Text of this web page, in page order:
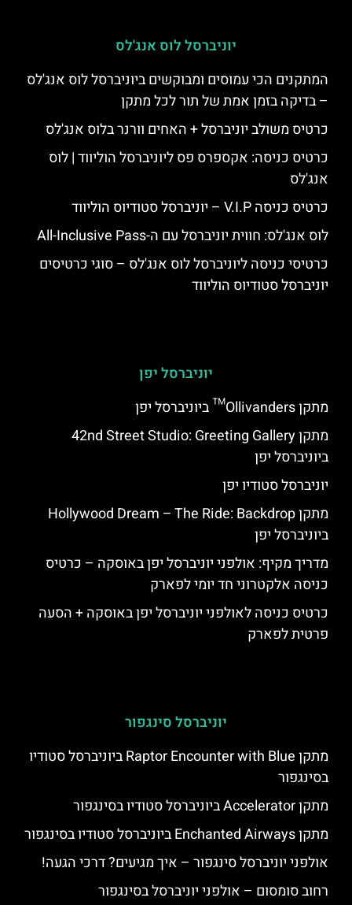
יוניברסל לוס אנג'לס
המתקנים הכי עמוסים ומבוקשים ביוניברסל לוס אנג'לס
– בדיקה בזמן אמת של תור לכל מתקן
כרטיס משולב יוניברסל + האחים וורנר בלוס אנג'לס
כרטיס כניסה: אקספרס פס ליוניברסל הוליווד | לוס
אנג'לס
כרטיס כניסה V.I.P – יוניברסל סטודיוס הוליווד
לוס אנג'לס: חווית יוניברסל עם ה-All-Inclusive Pass
כרטיסי כניסה ליוניברסל לוס אנג'לס – סוגי כרטיסים
יוניברסל סטודיוס הוליווד
יוניברסל יפן
מתקן Ollivanders™ ביוניברסל יפן
מתקן 42nd Street Studio: Greeting Gallery
ביוניברסל יפן
יוניברסל סטודיו יפן
מתקן Hollywood Dream – The Ride: Backdrop
ביוניברסל יפן
מדריך מקיף: אולפני יוניברסל יפן באוסקה – כרטיס
כניסה אלקטרוני חד יומי לפארק
כרטיס כניסה לאולפני יוניברסל יפן באוסקה + הסעה
פרטית לפארק
יוניברסל סינגפור
מתקן Raptor Encounter with Blue ביוניברסל סטודיו
בסינגפור
מתקן Accelerator ביוניברסל סטודיו בסינגפור
מתקן Enchanted Airways ביוניברסל סטודיו בסינגפור
אולפני יוניברסל סינגפור – איך מגיעים? דרכי הגעה!
רחוב סומסום – אולפני יוניברסל בסינגפור